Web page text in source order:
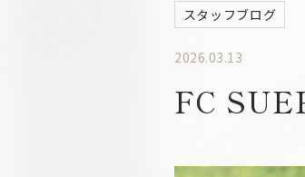
スタッフブログ
2026.03.13
FC